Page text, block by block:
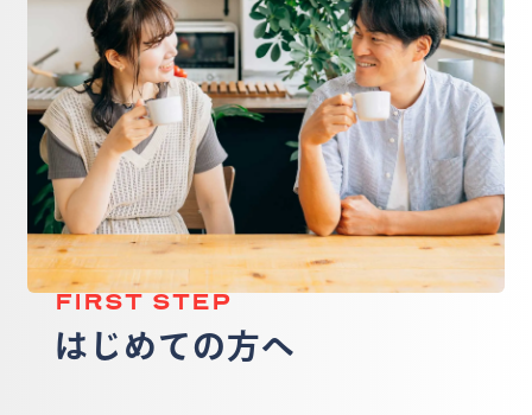
FIRST STEP
はじめての方へ